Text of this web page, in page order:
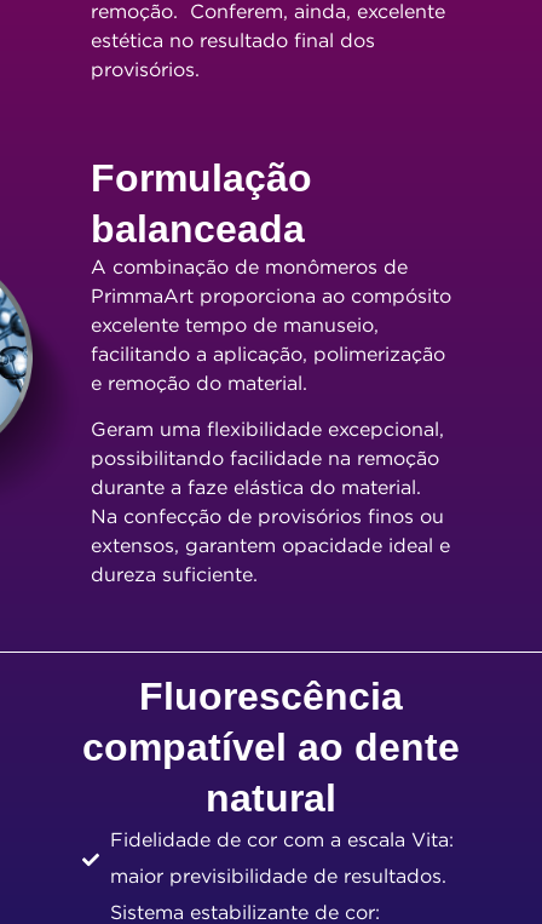
remoção. Conferem, ainda, excelente
estética no resultado final dos
provisórios.
Formulação
balanceada
A combinação de monômeros de
PrimmaArt proporciona ao compósito
excelente tempo de manuseio,
facilitando a aplicação, polimerização
e remoção do material.
Geram uma flexibilidade excepcional,
possibilitando facilidade na remoção
durante a faze elástica do material.
Na confecção de provisórios finos ou
extensos, garantem opacidade ideal e
dureza suficiente.
Fluorescência
compatível ao dente
natural
Fidelidade de cor com a escala Vita:
maior previsibilidade de resultados.
Sistema estabilizante de cor: